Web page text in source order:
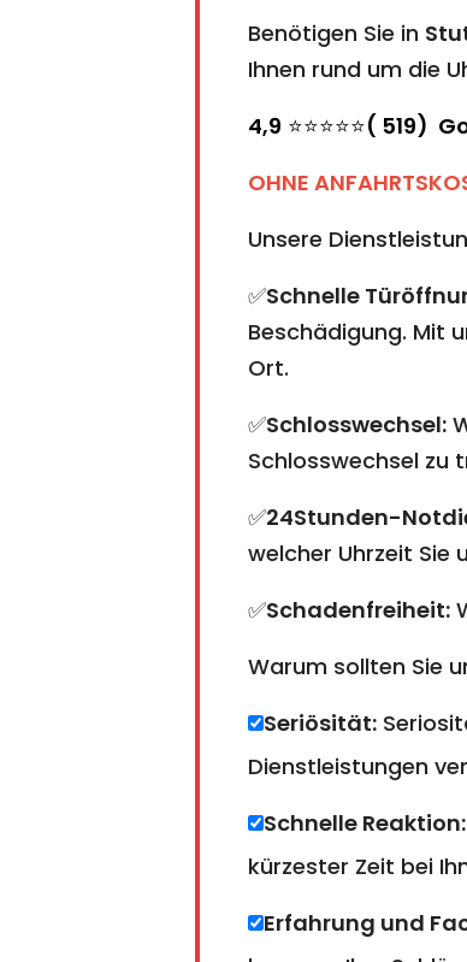
Benötigen Sie in
Ihnen rund um die
4,9 ⭐⭐⭐⭐⭐( 519)
OHNE
Unsere
✅Schnelle
Beschädigung. Mit
Ort.
✅Schlosswechsel:
Schlosswechsel zu
✅24Stunden-
welcher Uhrzeit Sie
✅Schadenfreiheit:
Warum sollten Sie
Seriösität:
Dienstleistungen
Schnelle Reaktion:
kürzester Zeit bei
Erfahrung und